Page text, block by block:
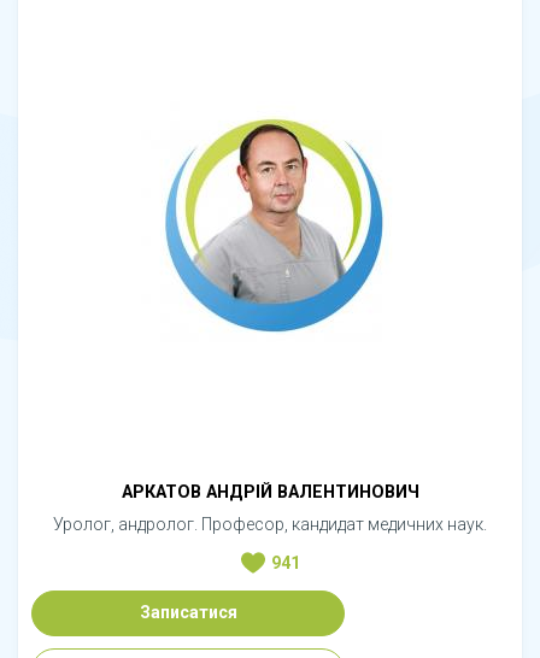
АРКАТОВ АНДРІЙ ВАЛЕНТИНОВИЧ
Уролог, андролог. Професор, кандидат медичних наук.
941
Записатися